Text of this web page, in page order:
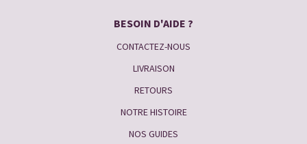
BESOIN D'AIDE ?
CONTACTEZ-NOUS
LIVRAISON
RETOURS
NOTRE HISTOIRE
NOS GUIDES